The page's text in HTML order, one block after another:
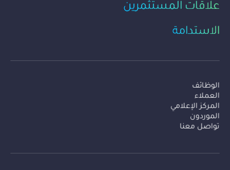
علاقات المستثمرين
الاستدامة
Secondary Menu
الوظائف
العملاء
المركز الإعلامي
الموردون
تواصل معنا